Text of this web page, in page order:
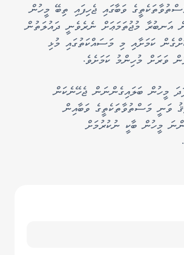
ވަބާގައި ޖެހިފައި ތިބޭ މީހުން
އަނބުރާ މުޖުތަމަޢަށް ނެރެވެނީ ދައުލަތުން
ކަމަށާއި މި މަސައްކަތުގައި މުޅި
ވަރަށް މުހިންމު ކަމަށެވެ.
މީހުން ބަލައިގެންނަން ޖެހޭނެކަން
ވަނީ މަސްތުވާތަކެތީގެ ވަބާއިން
މީހުން ބާކީ ނުކުރުމަށް